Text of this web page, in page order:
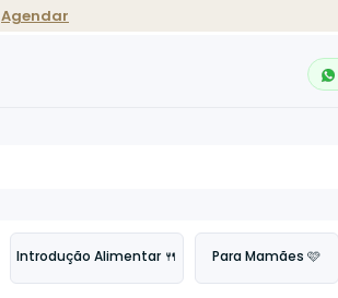
Agendar
Introdução Alimentar 🍴 Para Mamães 🩷